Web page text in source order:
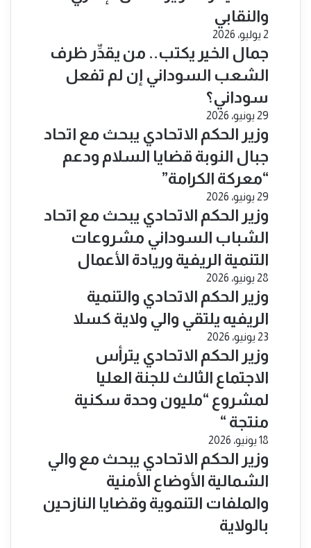
والنقابي
2 يوليو، 2026
جمال الخير يكتب.. من يقدِّر ظرف
الشعب السوداني إن لم تفعل
سوداني؟
29 يونيو، 2026
​وزير الحكم الاتحادي يبحث مع اتحاد
جبال النوبة قضايا السلام ودعم
“معركة الكرامة”
29 يونيو، 2026
​وزير الحكم الاتحادي يبحث مع اتحاد
الشباب السوداني مشروعات
التنمية الريفية وريادة الأعمال
28 يونيو، 2026
​وزير الحكم الاتحادي والتنمية
الريفيه يلتقي والي ولاية كسلا
23 يونيو، 2026
​وزير الحكم الاتحادي يترأس
الاجتماع الثالث للجنة العليا
لمشروع “مليون وحدة سكنية
منتجة “
18 يونيو، 2026
​وزير الحكم الاتحادي يبحث مع والي
الشمالية الأوضاع الأمنية
والملفات التنموية وقضايا النازحين
بالولاية